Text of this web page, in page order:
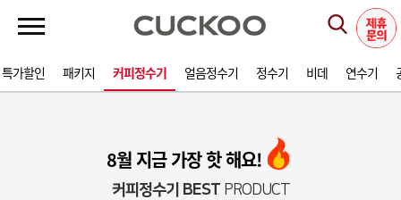
가할인 패키지 커피정수기 얼음정수기 정수기 비데 연수기
8월 지금 가장 핫 해요!
커피정수기 BESTPRODUCT